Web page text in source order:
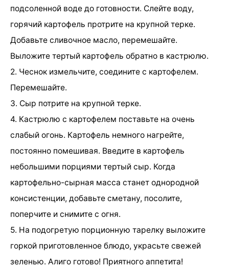
подсоленной воде до готовности. Слейте воду,
горячий картофель протрите на крупной терке.
Добавьте сливочное масло, перемешайте.
Выложите тертый картофель обратно в кастрюлю.
2. Чеснок измельчите, соедините с картофелем.
Перемешайте.
3. Сыр потрите на крупной терке.
4. Кастрюлю с картофелем поставьте на очень
слабый огонь. Картофель немного нагрейте,
постоянно помешивая. Введите в картофель
небольшими порциями тертый сыр. Когда
картофельно-сырная масса станет однородной
консистенции, добавьте сметану, посолите,
поперчите и снимите с огня.
5. На подогретую порционную тарелку выложите
горкой приготовленное блюдо, украсьте свежей
зеленью. Алиго готово! Приятного аппетита!